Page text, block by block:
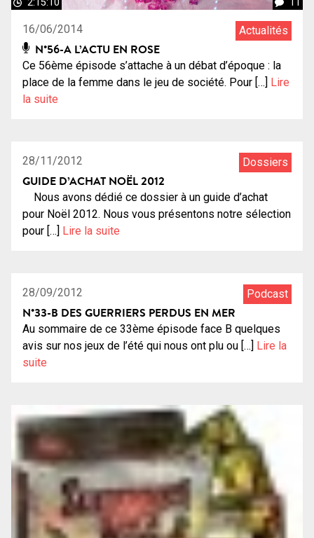
16/06/2014 Actualités
N°56-A L’ACTU EN ROSE
Ce 56ème épisode s’attache à un débat d’époque : la
place de la femme dans le jeu de société. Pour […] Lire
la suite
28/11/2012 Dossiers
GUIDE D’ACHAT NOËL 2012
Nous avons dédié ce dossier à un guide d’achat
pour Noël 2012. Nous vous présentons notre sélection
pour […] Lire la suite
28/09/2012 Podcast
N°33-B DES GUERRIERS PERDUS EN MER
Au sommaire de ce 33ème épisode face B quelques
avis sur nos jeux de l’été qui nous ont plu ou […] Lire la
suite